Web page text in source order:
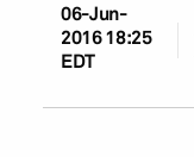
06-Jun-
2016 18:25
EDT